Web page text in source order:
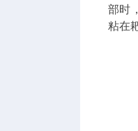
部时
粘在